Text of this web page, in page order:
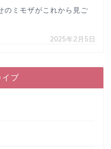
のミモザがこれから見ご
2025年2月5日
ブ